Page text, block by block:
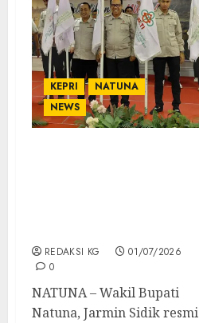
KEPRI
NATUNA
NEWS
REDAKSI KG
01/07/2026
0
NATUNA – Wakil Bupati
Natuna, Jarmin Sidik resmi